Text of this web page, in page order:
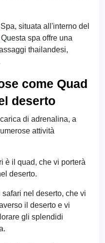
situata all'interno del
spa offre una
thailandesi,
come Quad
deserto
di adrenalina, a
attività
è il quad, che vi porterà
deserto.
nel deserto, che vi
il deserto e vi
gli splendidi